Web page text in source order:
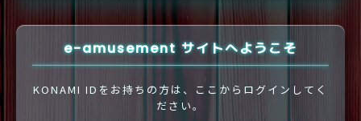
e-amusement サイトへようこそ
KONAMI IDをお持ちの方は、ここからログインしてく
ださい。